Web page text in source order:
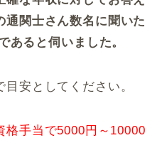
通関士さん数名に聞いた
あると伺いました。
安としてください。
格手当で5000円～10000